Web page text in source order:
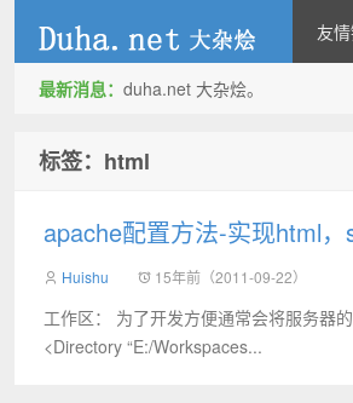
友
最新消息： duha.net 大杂烩。
标签：html
apache配置方法-实现html
Huishu 15年前（2011-09-22）
工作区： 为了开发方便通常会将服务器
<Directory “E:/Workspaces...